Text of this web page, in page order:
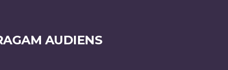
AUDIENS